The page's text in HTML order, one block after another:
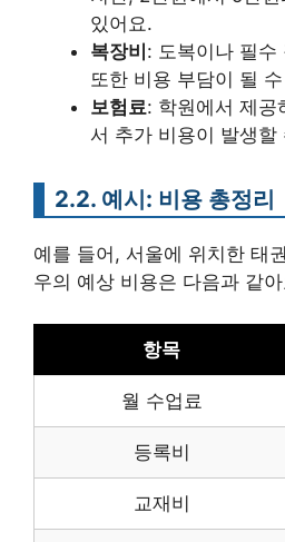
있어요.
복장비: 도복이나 필수
또한 비용 부담이 될
보험료: 학원에서 제공
서 추가 비용이 발생할
2.2. 예시: 비용 총정리
예를 들어, 서울에 위치한 태
우의 예상 비용은 다음과 같
항목
월 수업료
등록비
교재비